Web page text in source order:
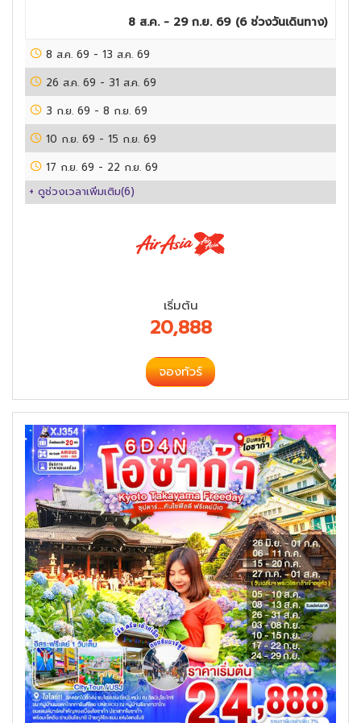
8 ส.ค. - 29 ก.ย. 69 (6ช่วงวันเดินทาง)
8 ส.ค. 69 - 13 ส.ค. 69
26 ส.ค. 69 - 31 ส.ค. 69
3 ก.ย. 69 - 8 ก.ย. 69
10 ก.ย. 69 - 15 ก.ย. 69
17 ก.ย. 69 - 22 ก.ย. 69
+ ดูช่วงเวลาเพิ่มเติม(6)
เริ่มต้น
20,888
จองทัวร์